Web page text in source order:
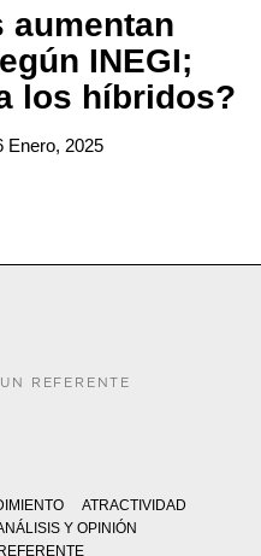
aumentan
INEGI;
los híbridos?
Enero, 2025
REFERENTE
ATRACTIVIDAD
Y OPINIÓN